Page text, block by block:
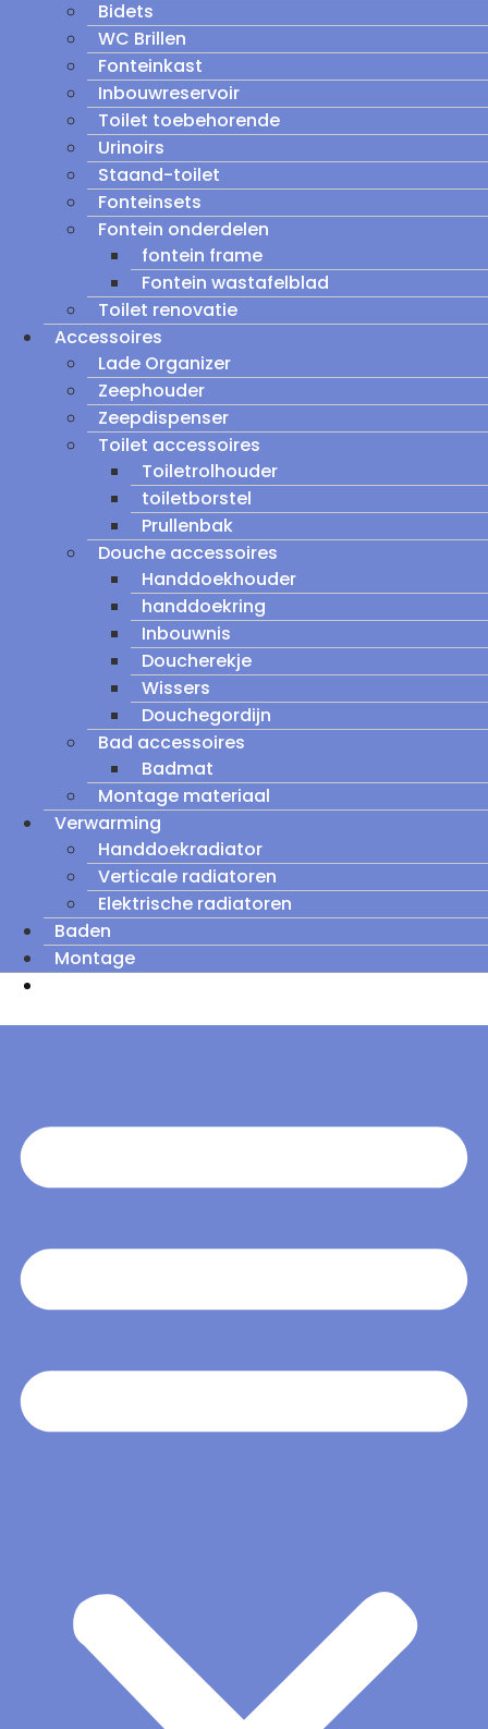
Bidets
WC Brillen
Fonteinkast
Inbouwreservoir
Toilet toebehorende
Urinoirs
Staand-toilet
Fonteinsets
Fontein onderdelen
fontein frame
Fontein wastafelblad
Toilet renovatie
Accessoires
Lade Organizer
Zeephouder
Zeepdispenser
Toilet accessoires
Toiletrolhouder
toiletborstel
Prullenbak
Douche accessoires
Handdoekhouder
handdoekring
Inbouwnis
Doucherekje
Wissers
Douchegordijn
Bad accessoires
Badmat
Montage materiaal
Verwarming
Handdoekradiator
Verticale radiatoren
Elektrische radiatoren
Baden
Montage